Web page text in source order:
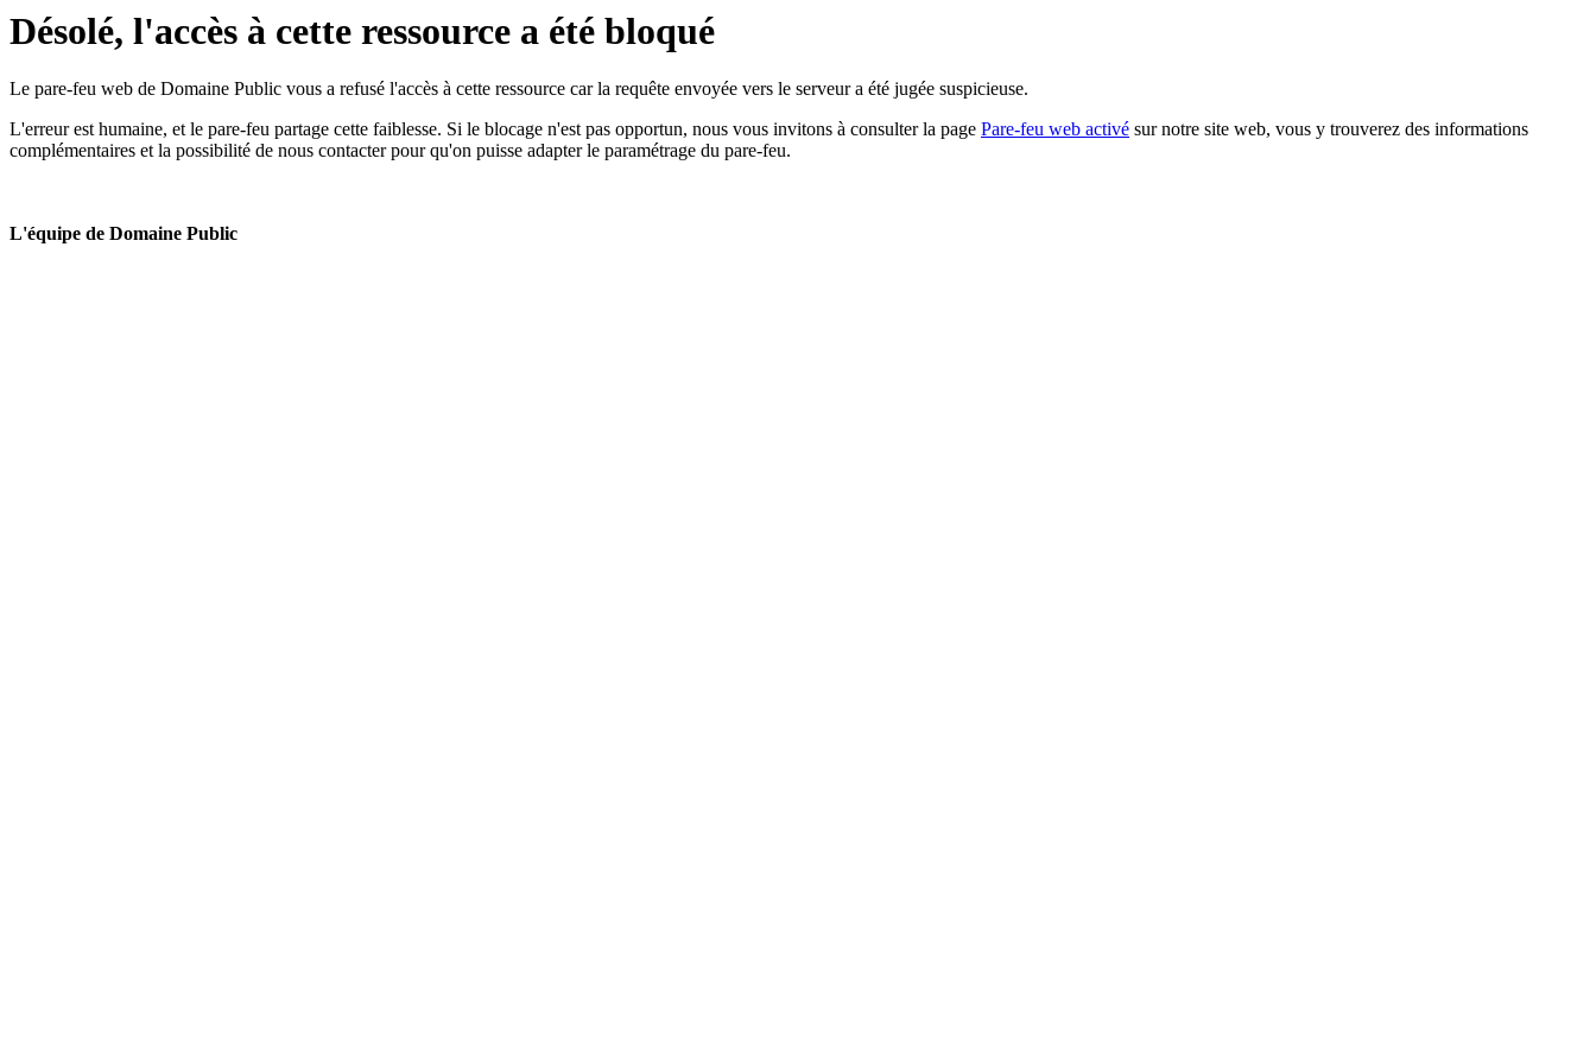
Désolé, l'accès à cette ressource a été bloqué
Le pare-feu web de Domaine Public vous a refusé l'accès à cette ressource car la requête envoyée vers le serveur a été jugée suspicieuse.
L'erreur est humaine, et le pare-feu partage cette faiblesse. Si le blocage n'est pas opportun, nous vous invitons à consulter la page Pare-feu web activé sur notre site web, vous y trouverez des informations
complémentaires et la possibilité de nous contacter pour qu'on puisse adapter le paramétrage du pare-feu.
L'équipe de Domaine Public